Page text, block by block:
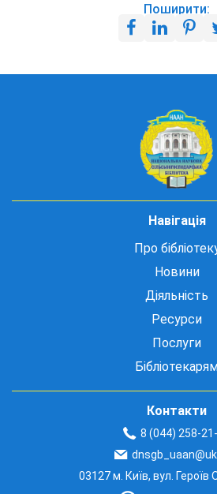
Поширити:
Навігація
Про
Новини
Діяльність
Ресурси
Послуги
Контакти
8 (044) 258-
03127 м. Київ, вул. Героїв